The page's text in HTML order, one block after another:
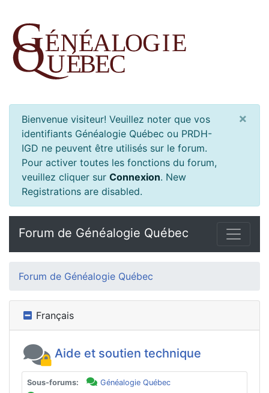
Bienvenue visiteur! Veuillez noter que vos
identifiants Généalogie Québec ou PRDH-
IGD ne peuvent être utilisés sur le forum.
Pour activer toutes les fonctions du forum,
veuillez cliquer sur Connexion. New
Registrations are disabled.
×
Forum de Généalogie Québec
Forum de Généalogie Québec
Français
Aide et soutien technique
Sous-forums:
Généalogie Québec